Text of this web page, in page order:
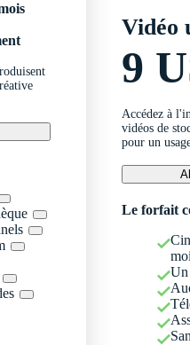
Vidéo
9
Accédez à
vidéos de
pour un
Le forfait
Un